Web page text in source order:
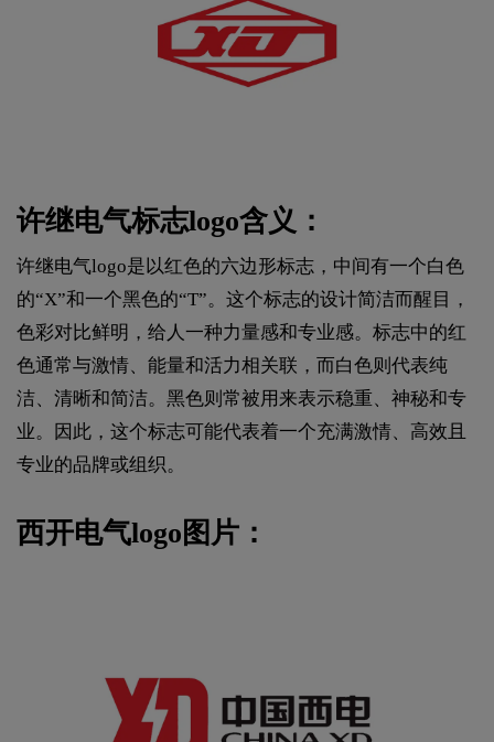
许继电气标志logo含义：
许继电气logo是以红色的六边形标志，中间有一个白色
的“X”和一个黑色的“T”。这个标志的设计简洁而醒目，
色彩对比鲜明，给人一种力量感和专业感。标志中的红
色通常与激情、能量和活力相关联，而白色则代表纯
洁、清晰和简洁。黑色则常被用来表示稳重、神秘和专
业。因此，这个标志可能代表着一个充满激情、高效且
专业的品牌或组织。
西开电气logo图片：